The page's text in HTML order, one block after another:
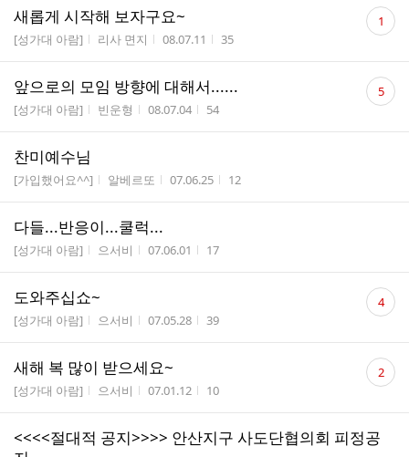
새롭게 시작해 보자구요~
게시판명
[성가대 아람] 작성자
리사 면지 작성시간
08.07.11 조회수
35
댓
글 1
앞으로의 모임 방향에 대해서......
게시판명
[성가대 아람] 작성자
빈운형 작성시간
08.07.04 조회수
54
댓
글 5
찬미예수님
게시판명
[가입했어요^^] 작성자
알베르또 작성시간
07.06.25 조회수
12
다들...반응이...쿨럭...
게시판명
[성가대 아람] 작성자
으서비 작성시간
07.06.01 조회수
17
도와주십쇼~
게시판명
[성가대 아람] 작성자
으서비 작성시간
07.05.28 조회수
39
댓
글 4
새해 복 많이 받으세요~
게시판명
[성가대 아람] 작성자
으서비 작성시간
07.01.12 조회수
10
댓
글 2
<<<<절대적 공지>>>> 안산지구 사도단협의회 피정공